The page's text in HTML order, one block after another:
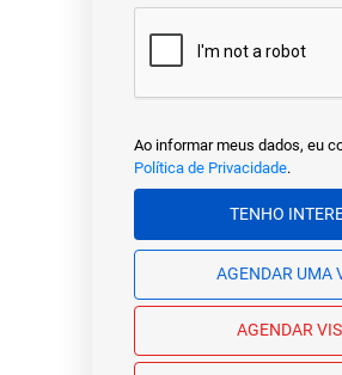
Ao informar meus dados, eu
Política de Privacidade.
TENHO
AGENDAR
AGENDAR